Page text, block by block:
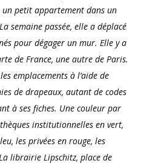
un petit appartement dans un
semaine passée, elle a déplacé
pour dégager un mur. Elle y a
de France, une autre de Paris.
emplacements à l’aide de
de drapeaux, autant de codes
à ses fiches. Une couleur par
institutionnelles en vert,
les privées en rouge, les
librairie Lipschitz, place de